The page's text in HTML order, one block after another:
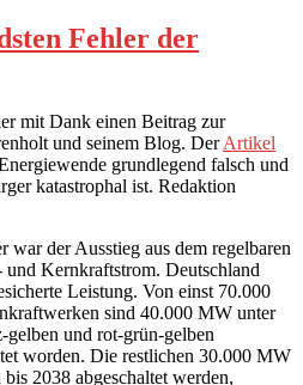
grün
ist
Fehler der
mit Dank einen Beitrag zur
und seinem Blog. DerArtikel
grundlegend falsch und
katastrophal ist. Redaktion
war der Ausstieg aus dem regelbaren
Kernkraftstrom. Deutschland
Leistung. Von einst 70.000
sind 40.000 MW unter
gelben und rot-grün-gelben
worden. Die restlichen 30.000 MW
2038 abgeschaltet werden,